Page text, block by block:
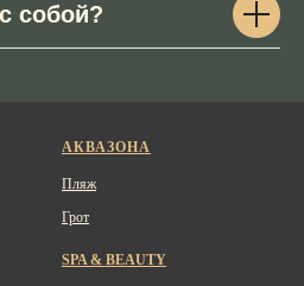
собой?
АКВАЗОНА
Пляж
Грот
SPA & BEAUTY